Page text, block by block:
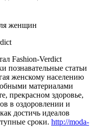
женщин
Fashion-Verdict
познавательные статьи
женскому населению
материалами
прекрасном здоровье,
в оздоровлении и
достичь идеалов
сроки. http://moda-